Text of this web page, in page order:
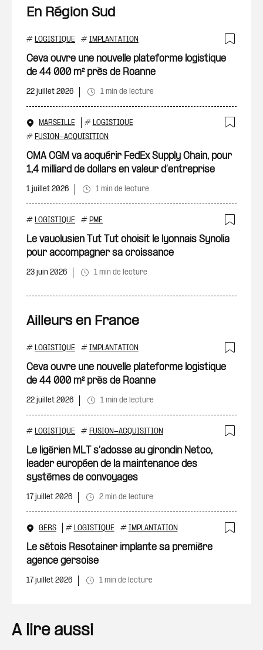
En Région Sud
# LOGISTIQUE # IMPLANTATION
Ceva ouvre une nouvelle plateforme logistique
de 44 000 m² près de Roanne
22 juillet 2026 1 min de lecture
MARSEILLE # LOGISTIQUE
# FUSION-ACQUISITION
CMA CGM va acquérir FedEx Supply Chain, pour
1,4 milliard de dollars en valeur d’entreprise
1 juillet 2026 1 min de lecture
# LOGISTIQUE # PME
Le vauclusien Tut Tut choisit le lyonnais Synolia
pour accompagner sa croissance
23 juin 2026 1 min de lecture
Ailleurs en France
# LOGISTIQUE # IMPLANTATION
Ceva ouvre une nouvelle plateforme logistique
de 44 000 m² près de Roanne
22 juillet 2026 1 min de lecture
# LOGISTIQUE # FUSION-ACQUISITION
Le ligérien MLT s’adosse au girondin Netco,
leader européen de la maintenance des
systèmes de convoyages
17 juillet 2026 2 min de lecture
GERS # LOGISTIQUE # IMPLANTATION
Le sétois Resotainer implante sa première
agence gersoise
17 juillet 2026 1 min de lecture
A lire aussi